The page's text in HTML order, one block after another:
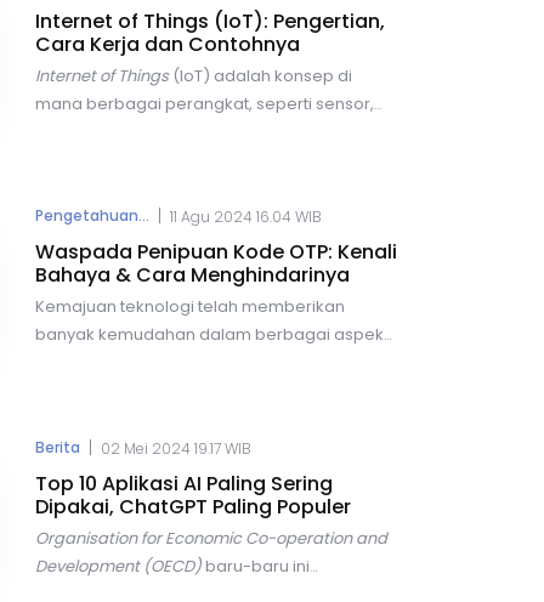
berbagai alat yang tersedia secara gratis
maupun berbayar.
Internet of Things (IoT): Pengertian,
Cara Kerja dan Contohnya
Internet of Things(IoT) adalah konsep di
mana berbagai perangkat, seperti sensor,
dapat terkoneksi untuk melakukan berbagai
aktivitas, mulai dari pencarian informasi
hingga pengolahan data, tanpa perlu campur
tangan manusia.
Pengetahuan... 11 Agu 2024 16.04 WIB
Waspada Penipuan Kode OTP: Kenali
Bahaya & Cara Menghindarinya
Kemajuan teknologi telah memberikan
banyak kemudahan dalam berbagai aspek
terdapat risiko yang semakin besar, salah
satunya adalah ancaman penipuan
kodeOne-Time Password(OTP).
Berita | 02 Mei 2024 19.17 WIB
Top 10 Aplikasi AI Paling Sering
Dipakai, ChatGPT Paling Populer
Organisation for Economic Co-operation and
Development (OECD) baru-baru ini